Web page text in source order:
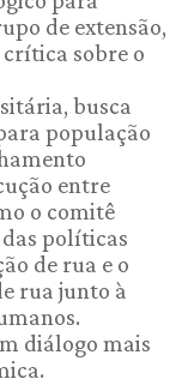
de extensão,
sobre o
busca
população
entre
o comitê
políticas
de rua e o
rua junto à
diálogo mais